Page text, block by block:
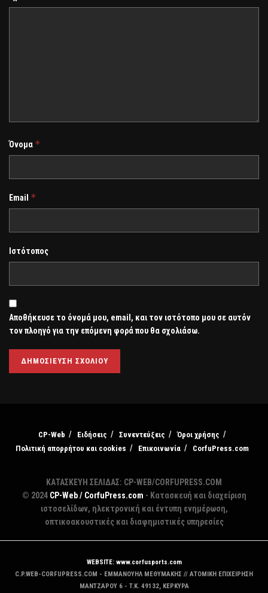
Όνομα *
Email *
Ιστότοπος
Αποθήκευσε το όνομά μου, email, και τον ιστότοπο μου σε αυτόν
τον πλοηγό για την επόμενη φορά που θα σχολιάσω.
CP-Web Ειδήσεις Συνεντεύξεις
Όροι χρήσης
Πολιτική απορρήτου και cookies
Επικοινωνία CorfuPress.com
ΚΑΤΑΣΚΕΥΗ ΣΕΛΙΔΑΣ: CP-WEB/CORFUPRESS.COM
© 2024 CP-Web / CorfuPress.com - Κατασκευή και διαχείριση
ιστοσελίδων, ηλεκτρονική και έντυπη ενημέρωση,
οπτικοακουστικές και διαφημιστικές υπηρεσίες
WEBSITE: www.corfusports.com
C.P.WEB-CORFUPRESS.COM - ΕΜΜΑΝΟΥΗΛ ΜΕΘΥΜΑΚΗΣ // ΑΤΟΜΙΚΗ ΕΠΙΧΕΙΡΗΣΗ
MANTZAΡΟΥ 6 - T.K. 49132, ΚΕΡΚΥΡΑ